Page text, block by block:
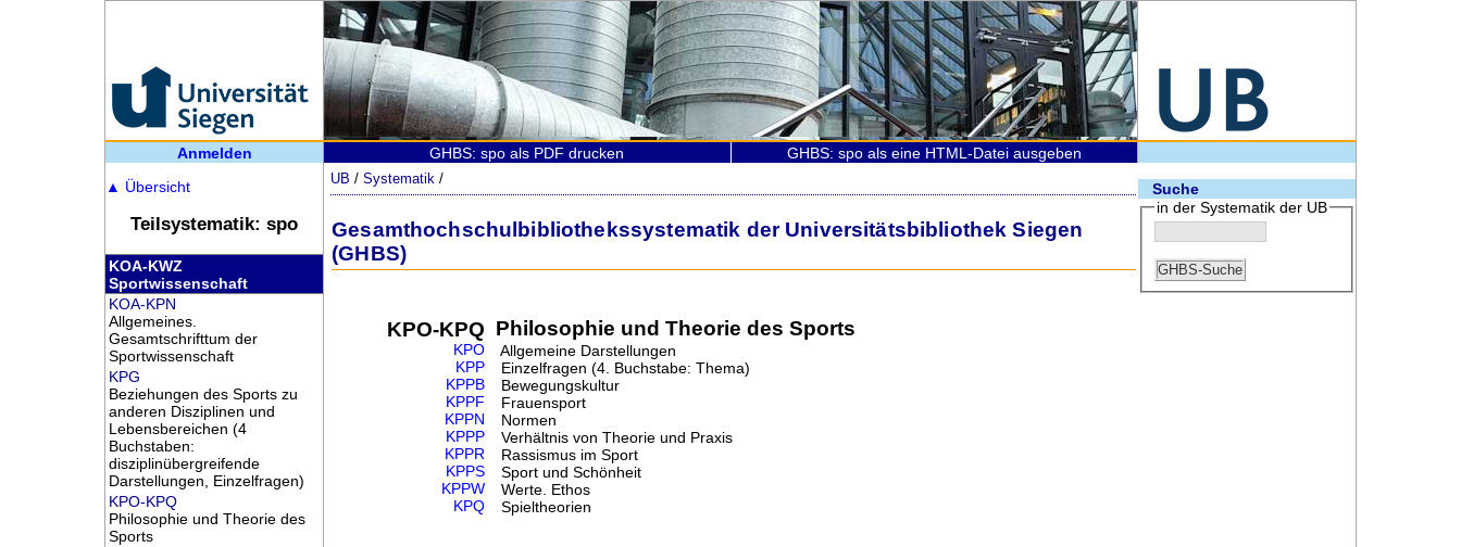
Anmelden GHBS: spo als PDF drucken
GHBS: spo als eine HTML-Datei ausgeben
▲ Übersicht
Teilsystematik: spo
KOA-KWZ
Sportwissenschaft
KOA-KPN
Allgemeines.
Gesamtschrifttum der
Sportwissenschaft
KPG
Beziehungen des Sports zu
anderen Disziplinen und
Lebensbereichen (4
Buchstaben:
disziplinübergreifende
Darstellungen, Einzelfragen)
KPO-KPQ
Philosophie und Theorie des
Sports
UB /Systematik /
Gesamthochschulbibliothekssystematik der Universitätsbibliothek Siegen
(GHBS)
Suche
in der Systematik der UB
KPO-KPQ Philosophie und Theorie des Sports
KPO
Allgemeine Darstellungen
KPP
Einzelfragen (4. Buchstabe: Thema)
KPPB
Bewegungskultur
KPPF
Frauensport
KPPN
Normen
KPPP
Verhältnis von Theorie und Praxis
KPPR
Rassismus im Sport
KPPS
Sport und Schönheit
KPPW
Werte. Ethos
KPQ
Spieltheorien